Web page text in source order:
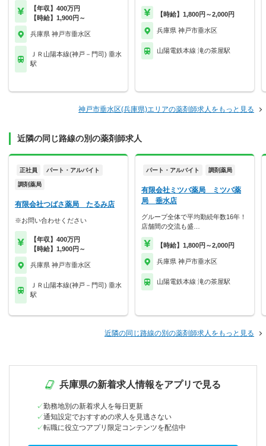
【年収】400万円
【時給】1,900円～
兵庫県 神戸市垂水区
ＪＲ山陽本線(神戸－門司) 垂水
駅
【時給】1,800円～2,000円
兵庫県 神戸市垂水区
山陽電鉄本線 滝の茶屋駅
神戸市垂水区(兵庫県)エリアの薬剤師求人をもっと見る
近隣の同じ路線の別の薬剤師求人
正社員 パート・アルバイト
調剤薬局
有限会社つばさ薬局 たるみ店
※お問い合わせください
【年収】400万円
【時給】1,900円～
兵庫県 神戸市垂水区
ＪＲ山陽本線(神戸－門司) 垂水
駅
パート・アルバイト 調剤薬局
有限会社ミツバ薬局 ミツバ薬
局 垂水店
グループ全体で平均勤続年数16年！
店舗間の交流も盛…
【時給】1,800円～2,000円
兵庫県 神戸市垂水区
山陽電鉄本線 滝の茶屋駅
近隣の同じ路線の別の薬剤師求人をもっと見る
兵庫県の新着求人情報をアプリで見る
勤務地別の新着求人を毎日更新
通知設定でおすすめの求人を見逃さない
転職に役立つアプリ限定コンテンツを配信中